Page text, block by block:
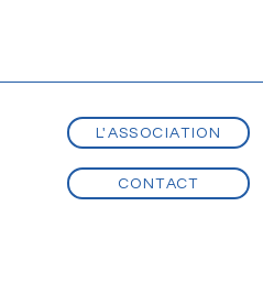
L'ASSOCIATION
CONTACT